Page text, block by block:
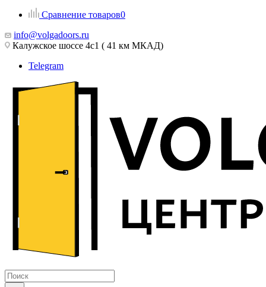
Сравнение товаров0
info@volgadoors.ru
Калужское шоссе 4с1 ( 41 км МКАД)
Telegram